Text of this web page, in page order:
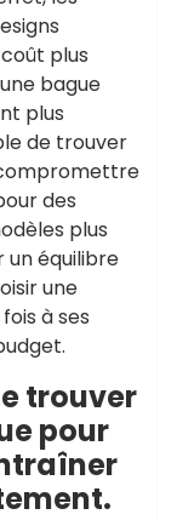
plus
bague
plus
de trouver
des
plus
équilibre
une
à ses
trouver
pour